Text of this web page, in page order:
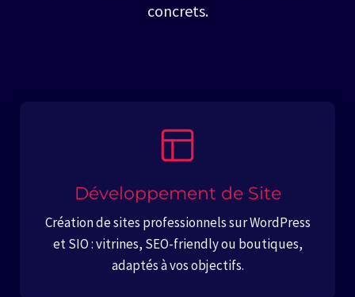
concrets.
Développement de Site
Création de sites professionnels sur WordPress
et SIO : vitrines, SEO-friendly ou boutiques,
adaptés à vos objectifs.